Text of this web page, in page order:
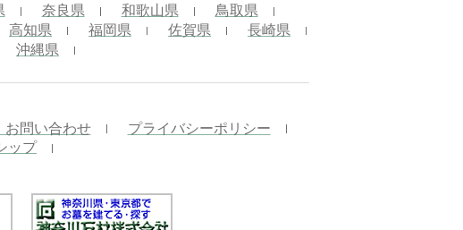
奈良県 和歌山県
鳥取県
高知県 福岡県 佐賀県
長崎県
沖縄県
お問い合わせ
プライバシーポリシー
ップ